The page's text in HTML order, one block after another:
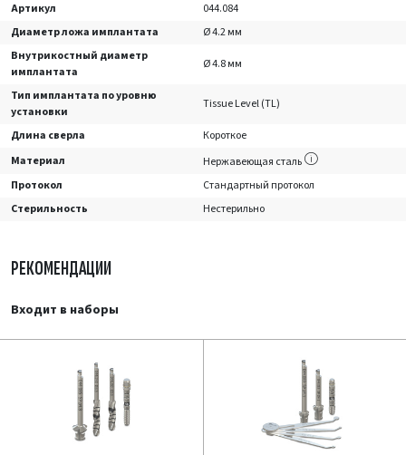
Артикул
044.084
Диаметр ложа имплантата
Ø 4.2 мм
Внутрикостный диаметр
имплантата
Ø 4.8 мм
Тип имплантата по уровню
установки
Tissue Level (TL)
Длина сверла
Короткое
Материал
Нержавеющая сталь
Протокол
Стандартный протокол
Стерильность
Нестерильно
РЕКОМЕНДАЦИИ
Входит в наборы